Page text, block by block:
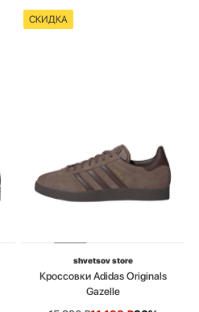
СКИДКА
shvetsov store
Кроссовки Adidas Originals
Gazelle